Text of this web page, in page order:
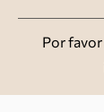
Por favor